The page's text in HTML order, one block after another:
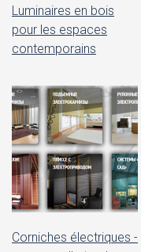
Luminaires en bois
pour les espaces
contemporains
Corniches électriques -